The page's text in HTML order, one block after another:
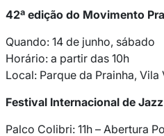
42ª edição do Movimento
Quando: 14 de junho, sábado
Horário: a partir das 10h
Local: Parque da Prainha, Vila
Festival Internacional de
Palco Colibri: 11h – Abertura